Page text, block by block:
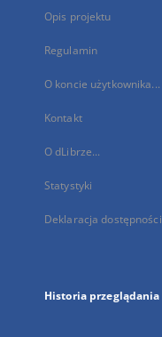
Opis projektu
Regulamin
O koncie użytkownika...
Kontakt
O dLibrze...
Statystyki
Deklaracja dostępności
Historia przeglądania